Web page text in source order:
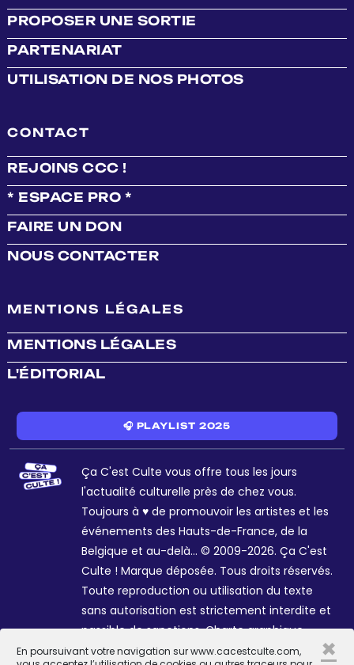
En poursuivant votre navigation sur www.cacestculte.com,
×
PROPOSER UNE SORTIE
PARTENARIAT
UTILISATION DE NOS PHOTOS
CONTACT
REJOINS CCC !
* ESPACE PRO *
FAIRE UN DON
NOUS CONTACTER
MENTIONS LÉGALES
MENTIONS LÉGALES
L'ÉDITORIAL
🎧 PLAYLIST 2025
Ça C'est Culte vous offre tous les jours
l'actualité culturelle près de chez vous.
Toujours à ♥ de promouvoir les artistes et les
événements des Hauts-de-France, de la
Belgique et au-delà... © 2009-2026. Ça C'est
Culte ! Marque déposée. Tous droits réservés.
Toute reproduction ou utilisation du texte
sans autorisation est strictement interdite et
passible de sanctions. Charte graphique
Sophie R. et Céline Galant.